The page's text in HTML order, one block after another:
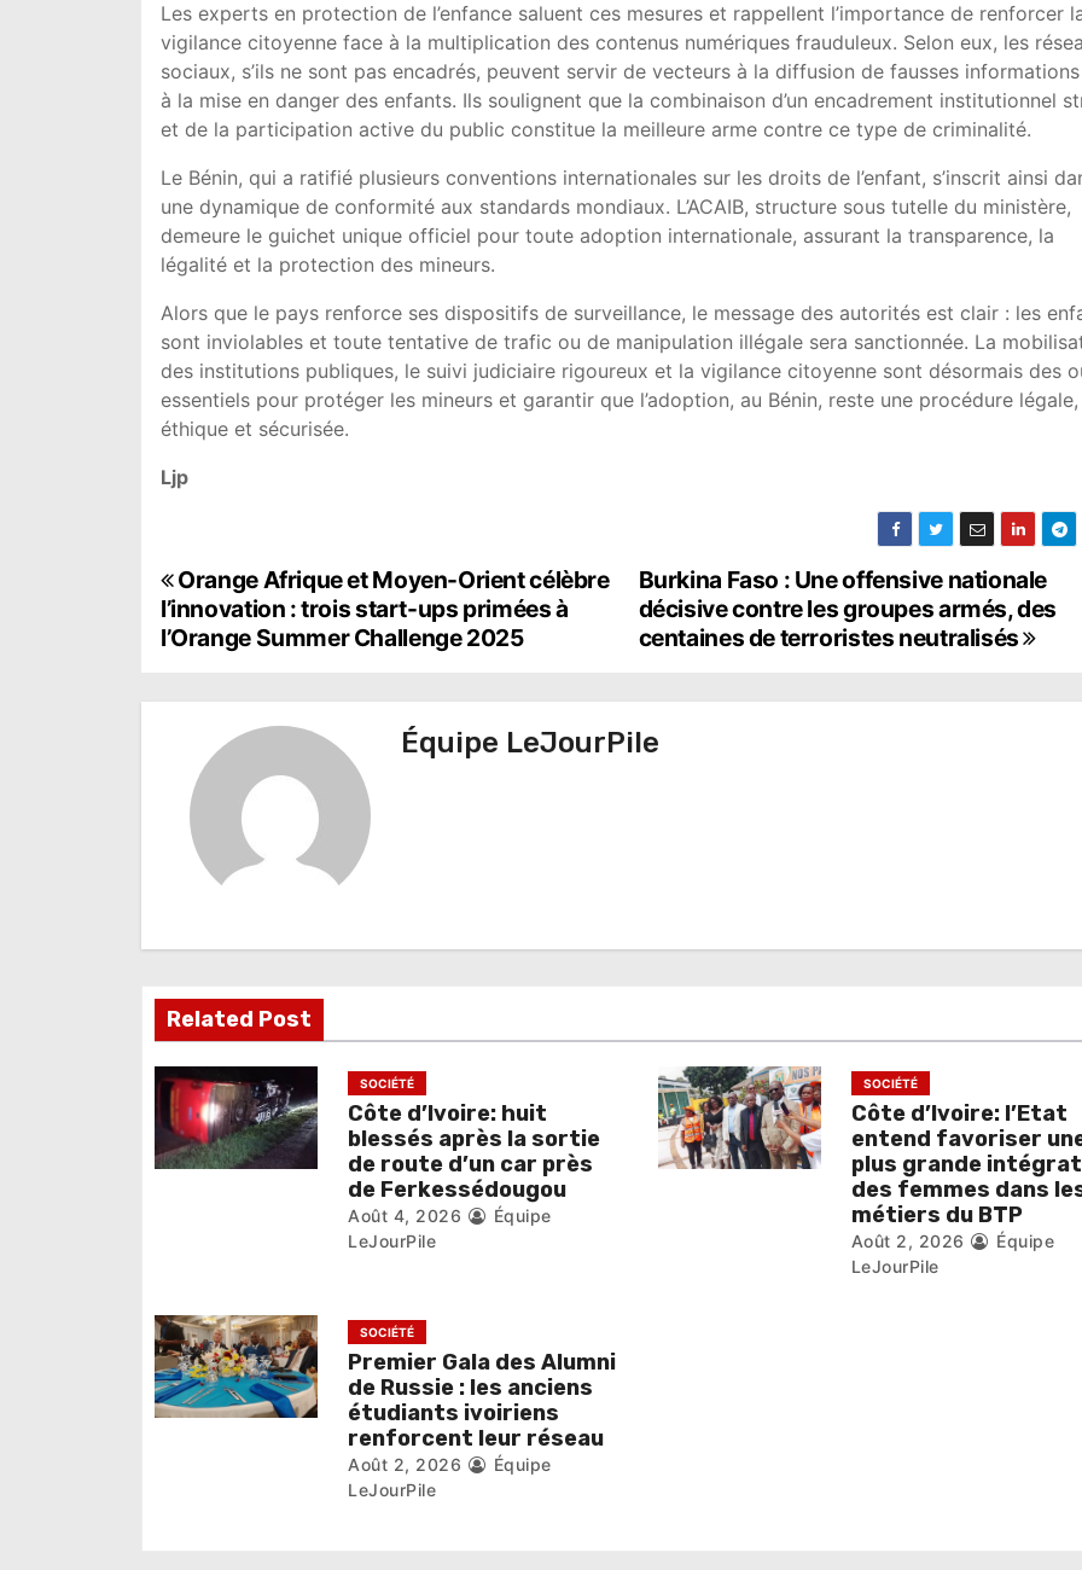
Les experts en protection de l’enfance saluent ces mesures et rappellent l’importance de renforcer
vigilance citoyenne face à la multiplication des contenus numériques frauduleux. Selon eux, les
sociaux, s’ils ne sont pas encadrés, peuvent servir de vecteurs à la diffusion de fausses
à la mise en danger des enfants. Ils soulignent que la combinaison d’un encadrement institutionnel
et de la participation active du public constitue la meilleure arme contre ce type de criminalité.
Le Bénin, qui a ratifié plusieurs conventions internationales sur les droits de l’enfant, s’inscrit ainsi
une dynamique de conformité aux standards mondiaux. L’ACAIB, structure sous tutelle du ministère,
demeure le guichet unique officiel pour toute adoption internationale, assurant la transparence, la
légalité et la protection des mineurs.
Alors que le pays renforce ses dispositifs de surveillance, le message des autorités est clair : les
sont inviolables et toute tentative de trafic ou de manipulation illégale sera sanctionnée. La
des institutions publiques, le suivi judiciaire rigoureux et la vigilance citoyenne sont désormais des
essentiels pour protéger les mineurs et garantir que l’adoption, au Bénin, reste une procédure légale,
éthique et sécurisée.
Ljp
N
a
o
n
d
e
l
’
t
i
c
Burkina Faso : Une offensive nationale
décisive contre les groupes armés, des
centaines de terroristes neutralisés
Orange Afrique et Moyen-Orient célèbre
l’innovation : trois start-ups primées à
l’Orange Summer Challenge 2025
Équipe LeJourPile
Related Post
SOCIÉTÉ
Côte d’Ivoire: huit
blessés après la sortie
de route d’un car près
de Ferkessédougou
Août 4, 2026
Équipe
LeJourPile
SOCIÉTÉ
Côte d’Ivoire: l’Etat
entend favoriser
plus grande
des femmes dans
métiers du BTP
Août 2, 2026
Équipe
LeJourPile
SOCIÉTÉ
Premier Gala des Alumni
de Russie : les anciens
étudiants ivoiriens
renforcent leur réseau
Août 2, 2026
Équipe
LeJourPile